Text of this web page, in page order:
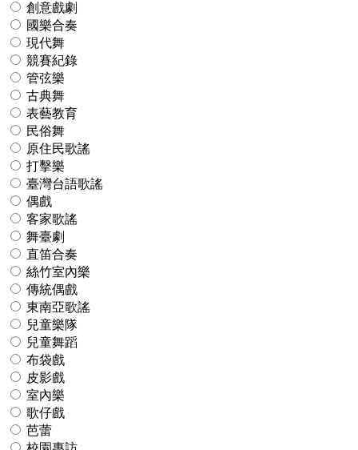
創意戲劇
國樂合奏
現代舞
競賽紀錄
管弦樂
古典舞
表藝教育
民俗舞
原住民歌謠
打擊樂
臺灣台語歌謠
偶戲
客家歌謠
舞臺劇
直笛合奏
絲竹室內樂
傳統偶戲
東南亞歌謠
兒童樂隊
兒童舞蹈
布袋戲
皮影戲
室內樂
歌仔戲
芭蕾